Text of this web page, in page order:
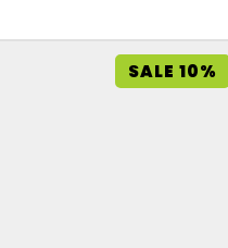
SALE 10%